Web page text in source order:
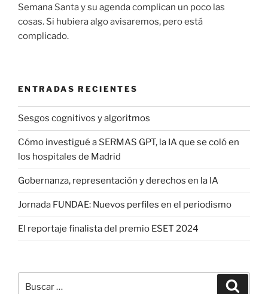
Semana Santa y su agenda complican un poco las
cosas. Si hubiera algo avisaremos, pero está
complicado.
ENTRADAS RECIENTES
Sesgos cognitivos y algoritmos
Cómo investigué a SERMAS GPT, la IA que se coló en
los hospitales de Madrid
Gobernanza, representación y derechos en la IA
Jornada FUNDAE: Nuevos perfiles en el periodismo
El reportaje finalista del premio ESET 2024